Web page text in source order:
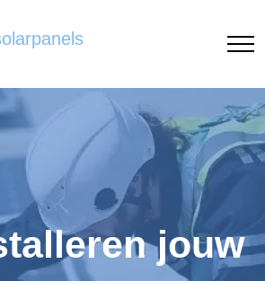
jouw